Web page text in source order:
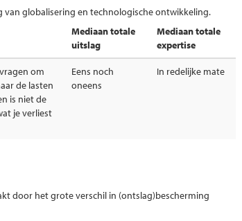
van globalisering en technologische ontwikkeling.
Mediaan totale
uitslag
Mediaan totale
expertise
om
de lasten
is niet de
je verliest
Eens noch
oneens
In redelijke mate
door het grote verschil in (ontslag)bescherming